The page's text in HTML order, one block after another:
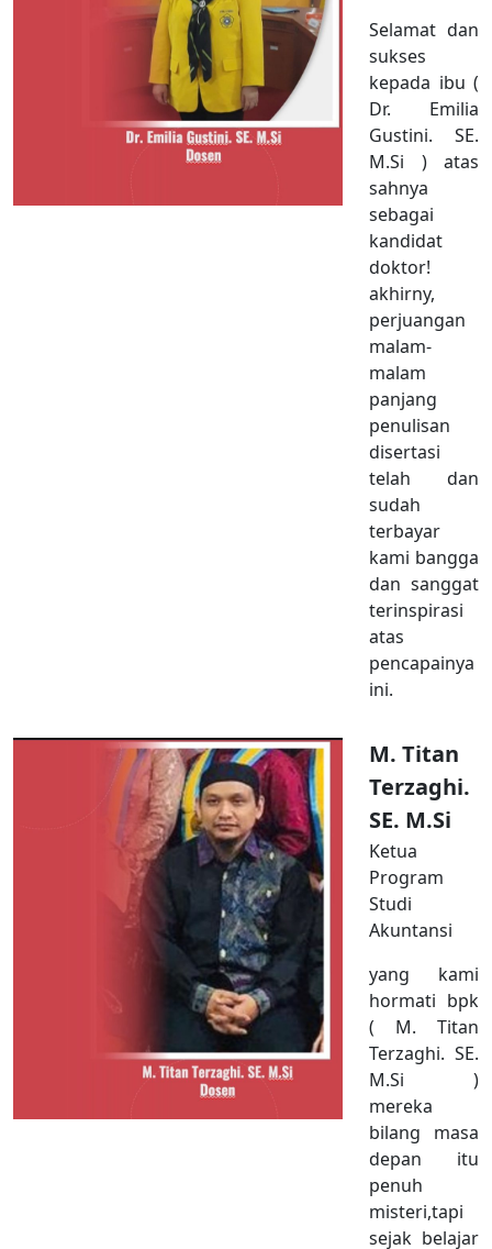
Selamat dan
sukses
kepada ibu (
Dr. Emilia
Gustini. SE.
M.Si ) atas
sahnya
sebagai
kandidat
doktor!
akhirny,
perjuangan
malam-
malam
panjang
penulisan
disertasi
telah dan
sudah
terbayar
kami bangga
dan sanggat
terinspirasi
atas
pencapainya
ini.
M. Titan
Terzaghi.
SE. M.Si
Ketua
Program
Studi
Akuntansi
yang kami
hormati bpk
( M. Titan
Terzaghi. SE.
M.Si )
mereka
bilang masa
depan itu
penuh
misteri,tapi
sejak belajar